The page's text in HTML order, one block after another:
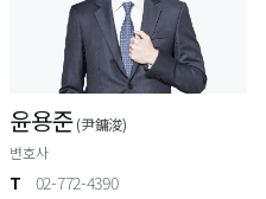
윤용준 (尹鏞浚)
변호사
T
02-772-4390